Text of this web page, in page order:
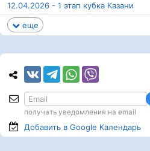
12.04.2026 - 1 этап кубка Казани
еще
получать уведомления на email
Добавить в Google Календарь